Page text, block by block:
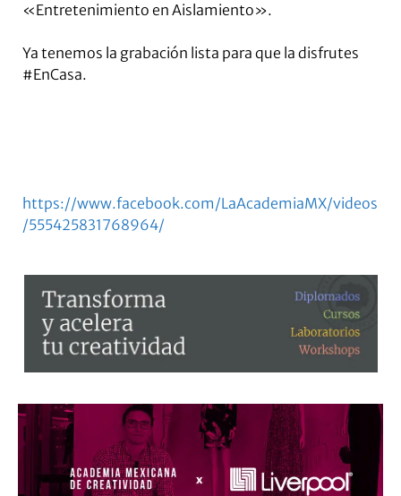
«Entretenimiento en Aislamiento».
Ya tenemos la grabación lista para que la disfrutes
#EnCasa.
https://www.facebook.com/LaAcademiaMX/videos
/555425831768964/